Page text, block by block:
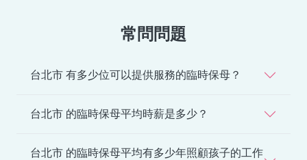
常問問題
台北市 有多少位可以提供服務的臨時保母？
台北市 的臨時保母平均時薪是多少？
台北市 的臨時保母平均有多少年照顧孩子的工作